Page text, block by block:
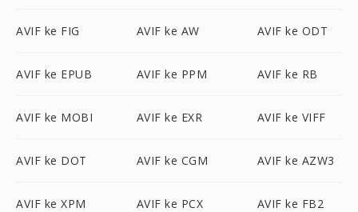
AVIF ke FIG AVIF ke AW AVIF ke ODT
AVIF ke EPUB AVIF ke PPM AVIF ke RB
AVIF ke MOBI AVIF ke EXR AVIF ke VIFF
AVIF ke DOT AVIF ke CGM AVIF ke AZW3
AVIF ke XPM AVIF ke PCX AVIF ke FB2